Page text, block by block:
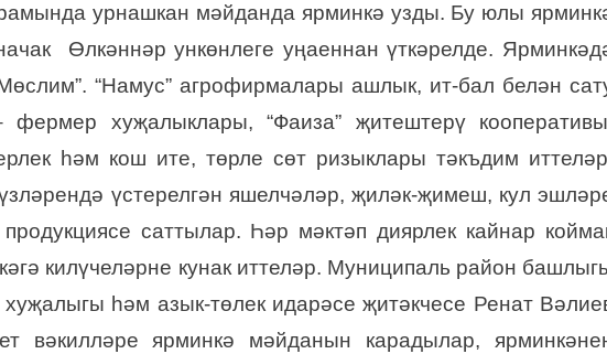
урнашкан мәйданда ярминкә узды. Бу юлы
Өлкәннәр ункөнлеге уңаеннан үткәрелде.
Мөслим”. “Намус” агрофирмалары ашлык, ит-бал белән
фермер хуҗалыклары, “Фаиза” җитештерү кооперативы
һәм кош ите, төрле сөт ризыклары тәкъдим
үстерелгән яшелчәләр, җиләк-җимеш, кул
саттылар. Һәр мәктәп диярлек кайнар
килүчеләрне кунак иттеләр. Муниципаль район
һәм азык-төлек идарәсе җитәкчесе Ренат
вәкилләре ярминкә мәйданын карадылар,